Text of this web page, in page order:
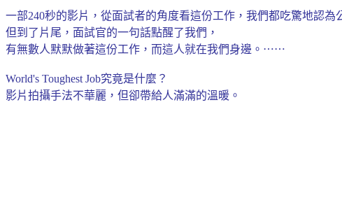
一部240秒的影片，從面試者的角度看這份工作，我們都吃驚地認為
但到了片尾，面試官的一句話點醒了我們，
有無數人默默做著這份工作，而這人就在我們身邊。 ⋯⋯
World's Toughest Job究竟是什麼？
影片拍攝手法不華麗，但卻帶給人滿滿的溫暖。